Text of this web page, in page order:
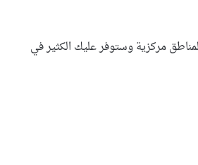
مركزية وستوفر عليك الكثير في